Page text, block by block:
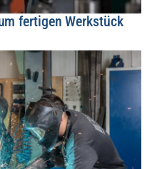
fertigen Werkstück